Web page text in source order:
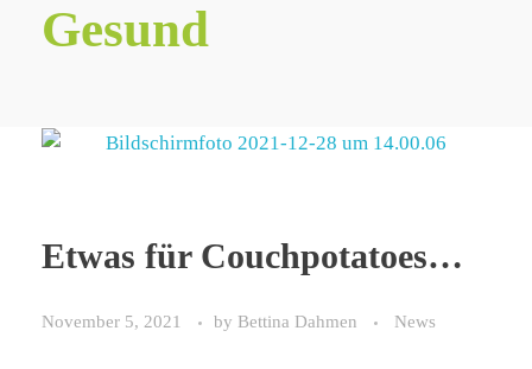
Gesund
Etwas für Couchpotatoes…
November 5, 2021 by Bettina Dahmen News